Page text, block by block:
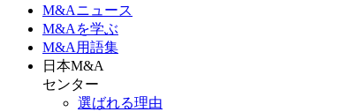
M&Aニュース
M&Aを学ぶ
M&A 用語集
日本M&A
センター
選ばれる理由